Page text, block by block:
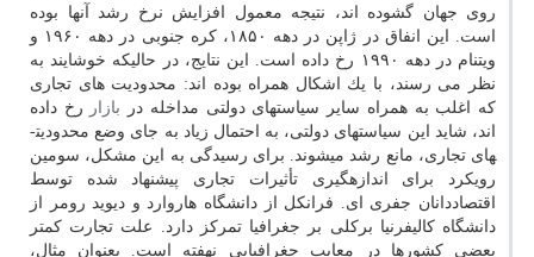
روی جهان گشوده اند، نتیجه معمول افزایش نرخ رشد آنها بوده
است. این انفاق در ژاپن در دهه ۱۸۵۰، كره جنوبی در دهه ۱۹۶۰ و
ویتنام در دهه ۱۹۹۰ رخ داده است. این نتایج، در حالیكه خوشایند به
نظر می رسند، با یك اشكال همراه بوده اند: محدودیت های تجاری
كه اغلب به همراه سایر سیاست­های دولتی مداخله در بازار
رخ داده
اند، شاید این سیاستهای دولتی، به احتمال زیاد به جای وضع محدودیت­
های تجاری، مانع رشد می­شوند. برای رسیدگی به این مشكل، سومین
رویكرد برای اندازه­گیری تأثیرات تجاری پیشنهاد شده توسط
اقتصاددانان جفری ای. فرانكل از دانشگاه هاروارد و دیوید رومر از
دانشگاه كالیفرنیا بركلی بر جغرافیا تمركز دارد. علت تجارت كمتر
بعضی كشورها در معایب جغرافیایی نهفته است. بعنوان مثال،